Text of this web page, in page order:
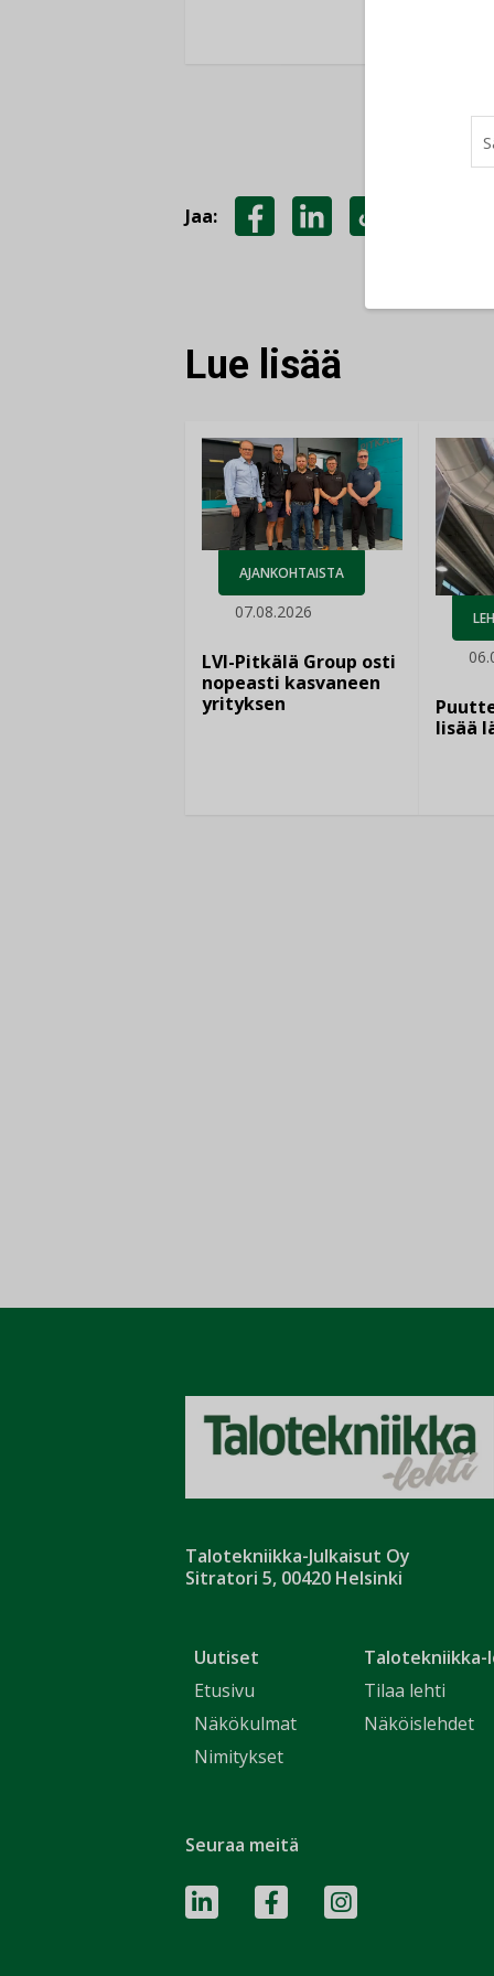
Jaa:
Lue lisää
AJANKOHTAISTA
07.08.2026
LVI-Pitkälä Group osti
nopeasti kasvaneen
yrityksen
lisää
Talotekniikka-Julkaisut Oy
Sitratori 5, 00420 Helsinki
Uutiset
Etusivu
Näkökulmat
Nimitykset
Talotekniikka-
Tilaa lehti
Näköislehdet
Seuraa meitä